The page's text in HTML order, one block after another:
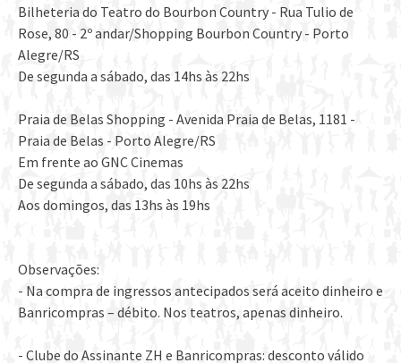
Bilheteria do Teatro do Bourbon Country - Rua Tulio de
Rose, 80 - 2º andar/Shopping Bourbon Country - Porto
Alegre/RS
De segunda a sábado, das 14hs às 22hs
Praia de Belas Shopping - Avenida Praia de Belas, 1181 -
Praia de Belas - Porto Alegre/RS
Em frente ao GNC Cinemas
De segunda a sábado, das 10hs às 22hs
Aos domingos, das 13hs às 19hs
Observações:
- Na compra de ingressos antecipados será aceito dinheiro e
Banricompras – débito. Nos teatros, apenas dinheiro.
- Clube do Assinante ZH e Banricompras: desconto válido